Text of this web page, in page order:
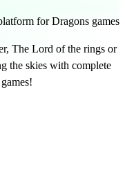
for Dragons games
The Lord of the rings or
the skies with complete